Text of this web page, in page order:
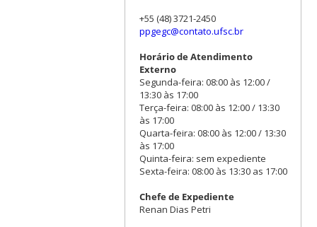
+55 (48) 3721-2450
ppgegc@contato.ufsc.br
Horário de Atendimento
Externo
Segunda-feira: 08:00 às 12:00 /
13:30 às 17:00
Terça-feira: 08:00 às 12:00 / 13:30
às 17:00
Quarta-feira: 08:00 às 12:00 / 13:30
às 17:00
Quinta-feira: sem expediente
Sexta-feira: 08:00 às 13:30 as 17:00
Chefe de Expediente
Renan Dias Petri